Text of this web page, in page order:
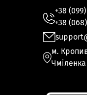
+38
+38
м.